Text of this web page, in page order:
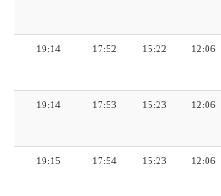
12:06
15:22
17:52
19:14
12:06
15:23
17:53
19:14
12:06
15:23
17:54
19:15